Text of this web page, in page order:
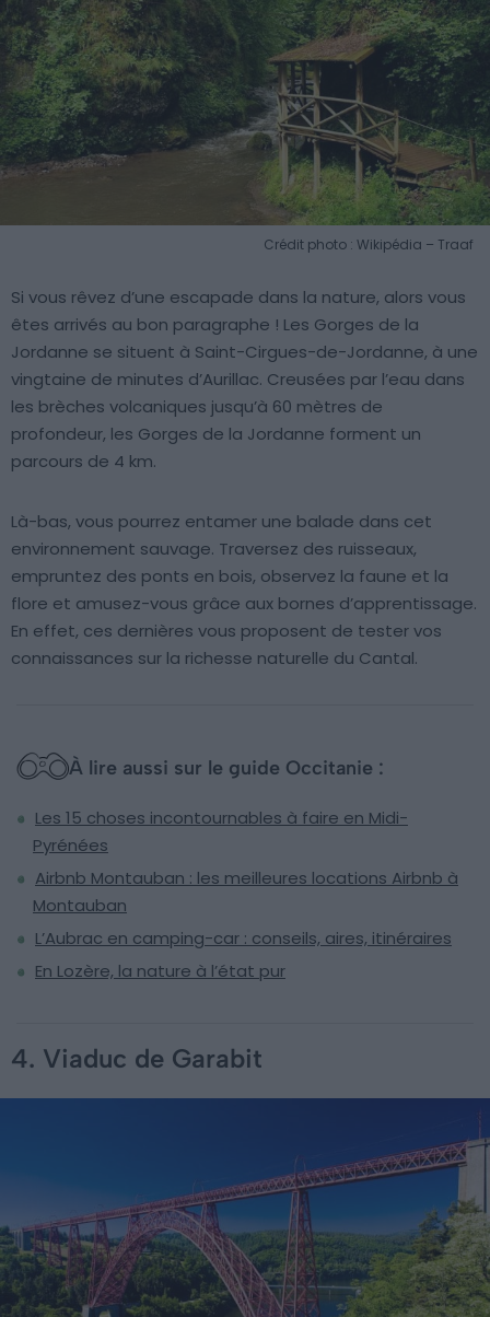
Crédit photo : Wikipédia – Traaf
Si vous rêvez d’une escapade dans la nature, alors vous
êtes arrivés au bon paragraphe ! Les Gorges de la
Jordanne se situent à Saint-Cirgues-de-Jordanne, à une
vingtaine de minutes d’Aurillac. Creusées par l’eau dans
les brèches volcaniques jusqu’à 60 mètres de
profondeur, les Gorges de la Jordanne forment un
parcours de 4 km.
Là-bas, vous pourrez entamer une balade dans cet
environnement sauvage. Traversez des ruisseaux,
empruntez des ponts en bois, observez la faune et la
flore et amusez-vous grâce aux bornes d’apprentissage.
En effet, ces dernières vous proposent de tester vos
connaissances sur la richesse naturelle du Cantal.
À lire aussi sur le guide Occitanie :
Les 15 choses incontournables à faire en Midi-
Pyrénées
Airbnb Montauban : les meilleures locations Airbnb à
Montauban
L’Aubrac en camping-car : conseils, aires, itinéraires
En Lozère, la nature à l’état pur
4. Viaduc de Garabit